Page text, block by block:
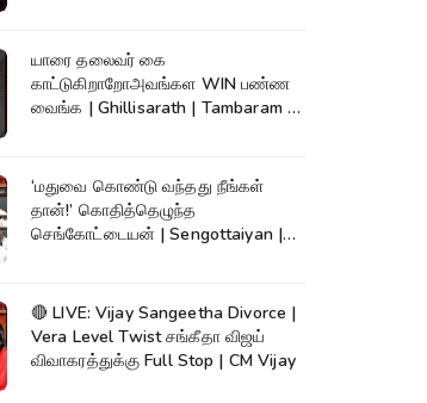
யாரை தலைவர் கை
காட்டுகிறாறோஅவங்கள WIN பண்ண
வைங்க | Ghillisarath | Tambaram |
‘மதுவை கொண்டு வந்தது நீங்கள்
தான்!’ கொதித்தெழுந்த
செங்கோட்டையன் | Sengottaiyan |
🔴 LIVE: Vijay Sangeetha Divorce |
Vera Level Twist சங்கீதா விஜய்
விவாகரத்துக்கு Full Stop | CM Vijay